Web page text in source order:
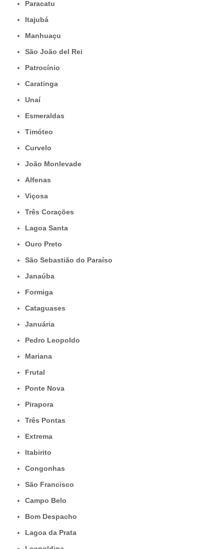
Paracatu
Itajubá
Manhuaçu
São João del Rei
Patrocínio
Caratinga
Unaí
Esmeraldas
Timóteo
Curvelo
João Monlevade
Alfenas
Viçosa
Três Corações
Lagoa Santa
Ouro Preto
São Sebastião do Paraíso
Janaúba
Formiga
Cataguases
Januária
Pedro Leopoldo
Mariana
Frutal
Ponte Nova
Pirapora
Três Pontas
Extrema
Itabirito
Congonhas
São Francisco
Campo Belo
Bom Despacho
Lagoa da Prata